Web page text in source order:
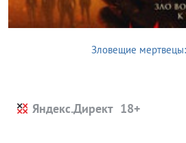
Зловещие
Яндекс.Директ